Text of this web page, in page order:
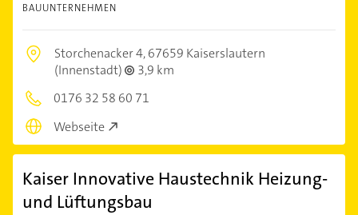
BAUUNTERNEHMEN
Storchenacker 4,67659 Kaiserslautern
(Innenstadt)
3,9 km
0176 32 58 60 71
Webseite
Kaiser Innovative Haustechnik Heizung-
und Lüftungsbau